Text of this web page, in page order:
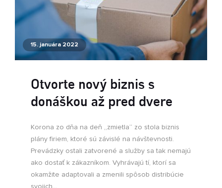
15. januára 2022
Otvorte nový biznis s
donáškou až pred dvere
Korona zo dňa na deň „zmietla“ zo stola biznis
plány firiem, ktoré sú závislé na návštevnosti.
Prevádzky ostali zatvorené a služby sa tak nemajú
ako dostať k zákazníkom. Vyhrávajú tí, ktorí sa
okamžite adaptovali a zmenili spôsob distribúcie
svojich...